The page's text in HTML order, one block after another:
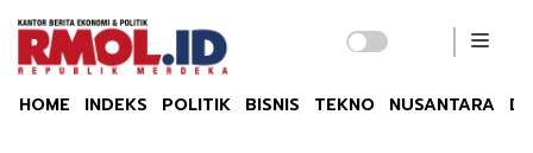
HOME INDEKS POLITIK BISNIS TEKNO NUSANTARA